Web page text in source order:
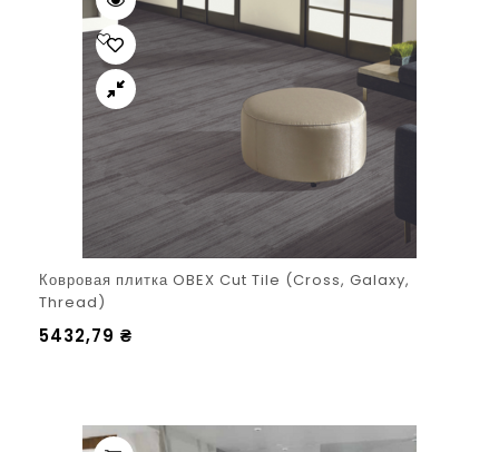
Ковровая плитка OBEX Cut Tile (Cross, Galaxy,
Thread)
5432,79 ₴